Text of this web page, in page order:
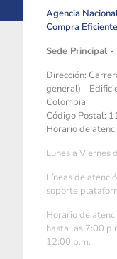
Agencia
Compra Eficiente
Sede Principal
Dirección:
general) -
Colombia
Código Postal:
Horario de
Lunes a Viernes
Líneas de
soporte
Horario de
hasta las 7:00
12:00 p.m.